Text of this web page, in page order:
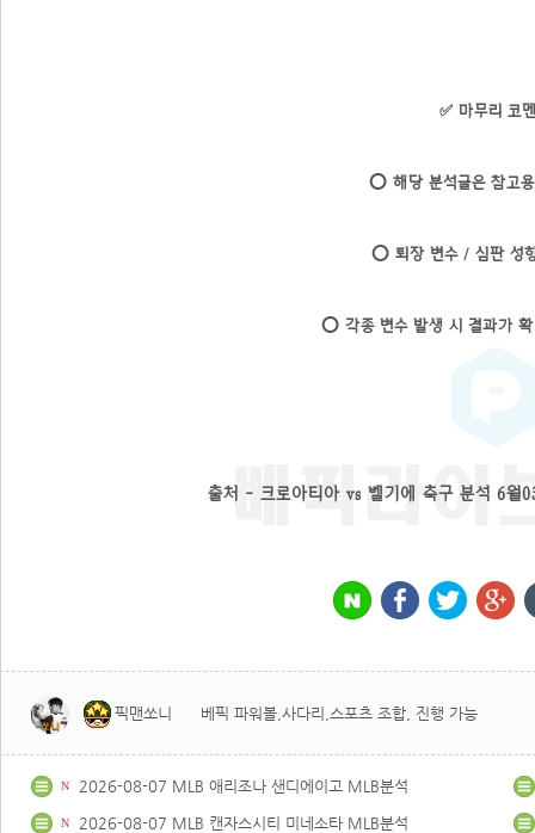
✅ 마무리 코
⭕ 해당 분석글은 참고
⭕ 퇴장 변수 / 심판 성
⭕ 각종 변수 발생 시 결과가
출처 - 크로아티아 vs 벨기에 축구 분석 6월
픽맨쏘니 베픽 파워볼,사다리,스포츠 조합, 진행 가능
N 2026-08-07 MLB 애리조나 샌디에이고 MLB분석
N 2026-08-07 MLB 캔자스시티 미네소타 MLB분석